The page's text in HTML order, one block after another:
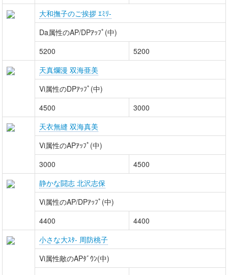
大和撫子のご挨拶 ｴﾐﾘ-
Da属性のAP/DPｱｯﾌﾟ(中)
5200
5200
天真爛漫 双海亜美
Vi属性のDPｱｯﾌﾟ(中)
4500
3000
天衣無縫 双海真美
Vi属性のAPｱｯﾌﾟ(中)
3000
4500
静かな闘志 北沢志保
Vi属性のAP/DPｱｯﾌﾟ(中)
4400
4400
小さな大ｽﾀ- 周防桃子
Vi属性敵のAPﾀﾞｳﾝ(中)